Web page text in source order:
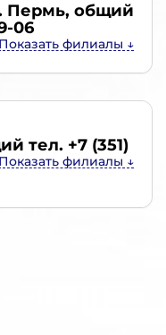
Пермь, общий
06
тел. +7 (351)